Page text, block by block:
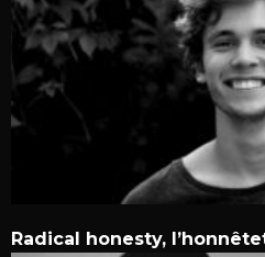
Radical honesty,